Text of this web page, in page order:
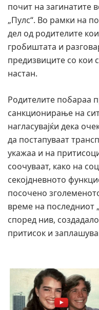
почит на загинатите
„Пулс“. Во рамки на
дел од родителите
гробиштата и
предизвиците со кои
настан.
Родителите побараа
санкционирање на
нагласувајќи дека
да постапуваат
укажаа и на
соочуваат, како на
секојдневното
посочено
време на последниот
според нив,
притисок и